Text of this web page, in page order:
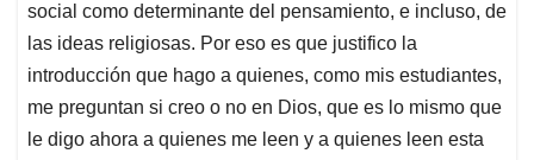
social como determinante del pensamiento, e incluso, de
las ideas religiosas. Por eso es que justifico la
introducción que hago a quienes, como mis estudiantes,
me preguntan si creo o no en Dios, que es lo mismo que
le digo ahora a quienes me leen y a quienes leen esta